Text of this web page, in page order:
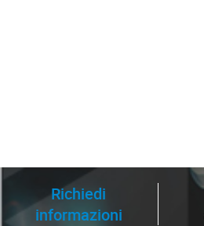
Richiedi
informazioni